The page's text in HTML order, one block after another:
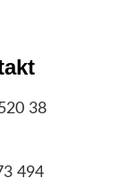
38
494